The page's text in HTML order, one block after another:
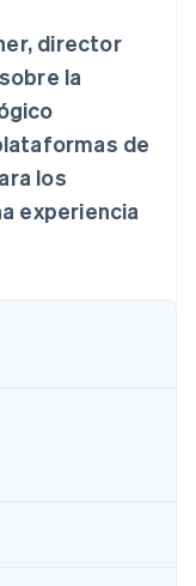
la
director
la
de
los
experiencia